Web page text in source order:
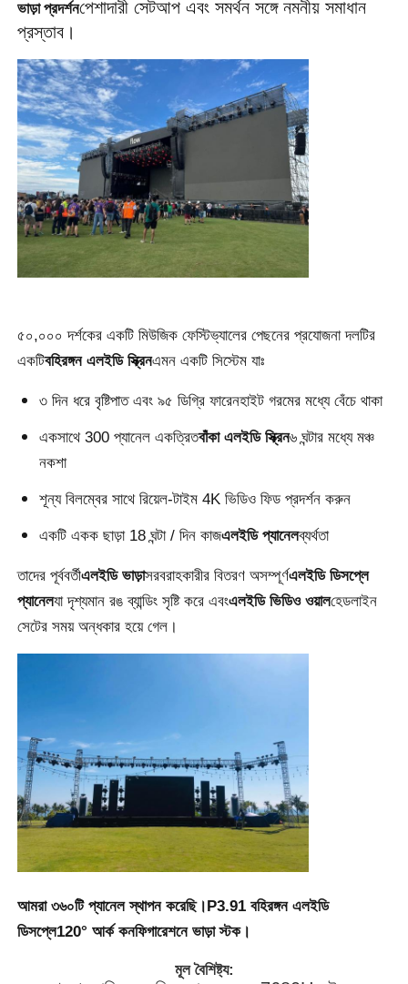
পণ্য
ভিডিও
ভিআর শো
আমাদের সম্পর্কে
কারখানা পরিদর্শন
মান নিয়ন্ত্রণ
আমাদের সাথে যোগাযোগ করুন
খবর
মামলা
একটি উদ্ধৃতি অনুরোধ করুন
এলইডি ডিসপ্লে স্ক্রিন
কনসার্টের নেতৃত্বাধীন স্ক্রিন
স্টেজ এলইডি স্ক্রিন ভাড়া
সিওবি এলইডি ভিডিও প্রাচীর
ভাড়া প্রদর্শনপেশাদারী সেটআপ এবং সমর্থন সঙ্গে নমনীয় সমাধান
প্রস্তাব।
৫০,০০০ দর্শকের একটি মিউজিক ফেস্টিভ্যালের পেছনের প্রযোজনা দলটির
একটিবহিরঙ্গন এলইডি স্ক্রিনএমন একটি সিস্টেম যাঃ
৩ দিন ধরে বৃষ্টিপাত এবং ৯৫ ডিগ্রি ফারেনহাইট গরমের মধ্যে বেঁচে থাকা
একসাথে 300 প্যানেল একত্রিতবাঁকা এলইডি স্ক্রিন৬ ঘন্টার মধ্যে মঞ্চ
নকশা
শূন্য বিলম্বের সাথে রিয়েল-টাইম 4K ভিডিও ফিড প্রদর্শন করুন
একটি একক ছাড়া 18 ঘন্টা / দিন কাজএলইডি প্যানেলব্যর্থতা
তাদের পূর্ববর্তীএলইডি ভাড়াসরবরাহকারীর বিতরণ অসম্পূর্ণএলইডি ডিসপ্লে
প্যানেলযা দৃশ্যমান রঙ ব্যান্ডিং সৃষ্টি করে এবংএলইডি ভিডিও ওয়ালহেডলাইন
সেটের সময় অন্ধকার হয়ে গেল।
আমরা ৩৬০টি প্যানেল স্থাপন করেছি। P3.91 বহিরঙ্গন এলইডি
ডিসপ্লে120° আর্ক কনফিগারেশনে ভাড়া স্টক।
মূল বৈশিষ্ট্য: